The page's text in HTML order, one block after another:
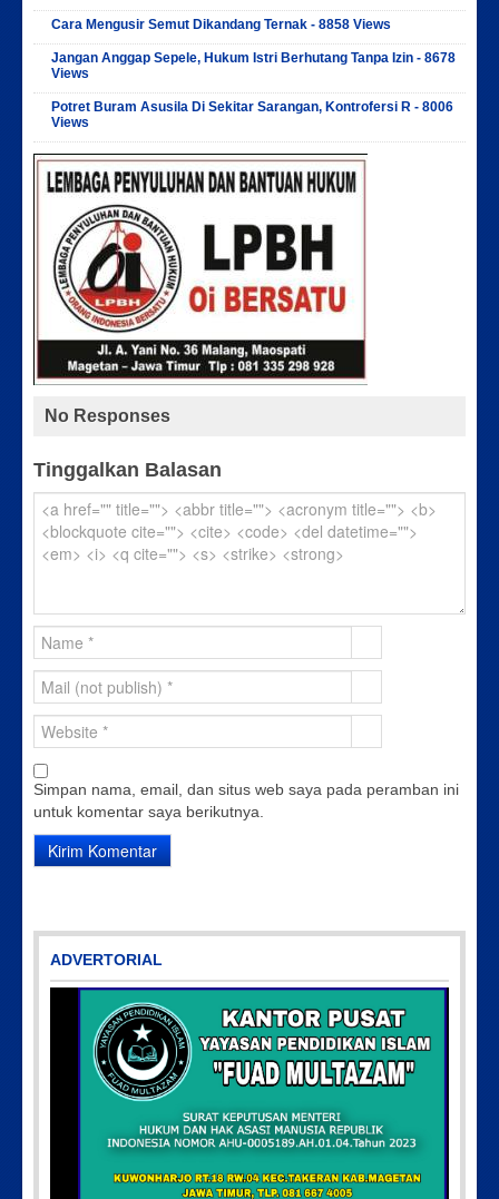
Cara Mengusir Semut Dikandang Ternak - 8858 Views
Jangan Anggap Sepele, Hukum Istri Berhutang Tanpa Izin - 8678
Views
Potret Buram Asusila Di Sekitar Sarangan, Kontrofersi R - 8006
Views
No Responses
Tinggalkan Balasan
Simpan nama, email, dan situs web saya pada peramban ini
untuk komentar saya berikutnya.
ADVERTORIAL